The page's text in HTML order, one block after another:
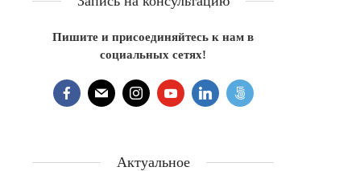
Пишите и присоединяйтесь к нам в
социальных сетях!
Актуальное